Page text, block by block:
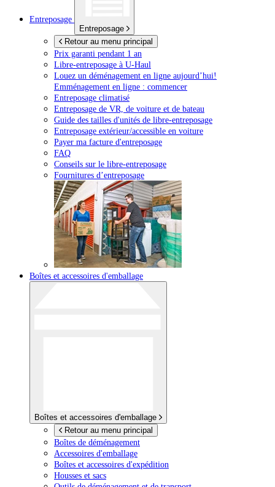
Entreposage
Entreposage
Retour au menu principal
Prix garanti pendant 1 an
Libre-entreposage à U-Haul
Louez un déménagement en ligne aujourd’hui!
Emménagement en ligne : commencer
Entreposage climatisé
Entreposage de VR, de voiture et de bateau
Guide des tailles d'unités de libre-entreposage
Entreposage extérieur/accessible en voiture
Payer ma facture d'entreposage
FAQ
Conseils sur le libre-entreposage
Fournitures d’entreposage
Boîtes et accessoires d'emballage
Boîtes et accessoires d'emballage
Retour au menu principal
Boîtes de déménagement
Accessoires d'emballage
Boîtes et accessoires d'expédition
Housses et sacs